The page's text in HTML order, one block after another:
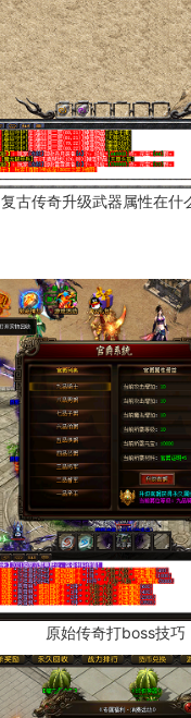
复古传奇升级武器属性在什
原始传奇打boss技巧